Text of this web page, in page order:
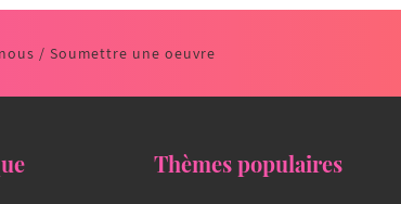
/ Soumettre une oeuvre
Thèmes populaires